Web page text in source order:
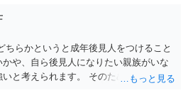
弁護士に相談して確認してもらうので
弁護士宛であることについて 代理人弁
のはよくあることです。 問題ないと思
ちらかというと成年後見人をつけること
や、自ら後見人になりたい親族がいな
と考えられます。 そのため、ご相談の